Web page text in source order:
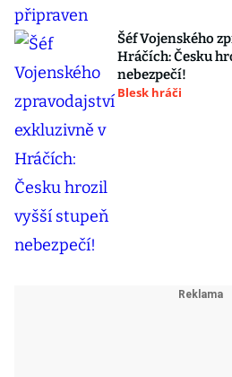
Šéf Vojenského
Hráčích: Česku
nebezpečí!
Blesk hráči